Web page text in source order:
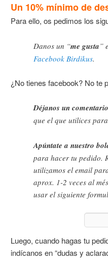
Un 10% mínimo de
Para ello, os pedimos los
Danos un “me gusta”
Facebook Birdikus.
¿No tienes facebook? No te
Déjanos un comentario
que el que utilices
Apúntate a nuestro
para hacer tu pedido.
utilizamos el email
aprox. 1-2 veces al
usar el siguiente
Luego, cuando hagas tu
indícanos en “dudas y